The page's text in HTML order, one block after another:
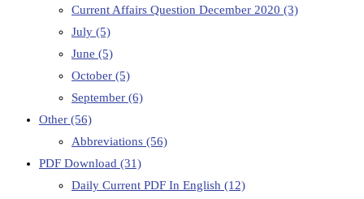
Current Affairs Question December 2020 (3)
July (5)
June (5)
October (5)
September (6)
Other (56)
Abbreviations (56)
PDF Download (31)
Daily Current PDF In English (12)